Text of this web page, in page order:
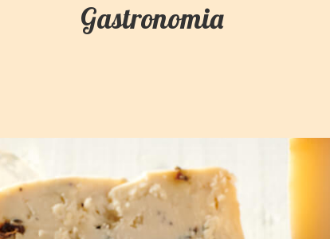
Gastronomia